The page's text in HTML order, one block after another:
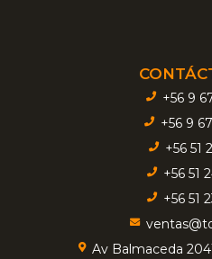
+56 9
+56 9
+56 51
+56 51
+56 51
Av Balmaceda